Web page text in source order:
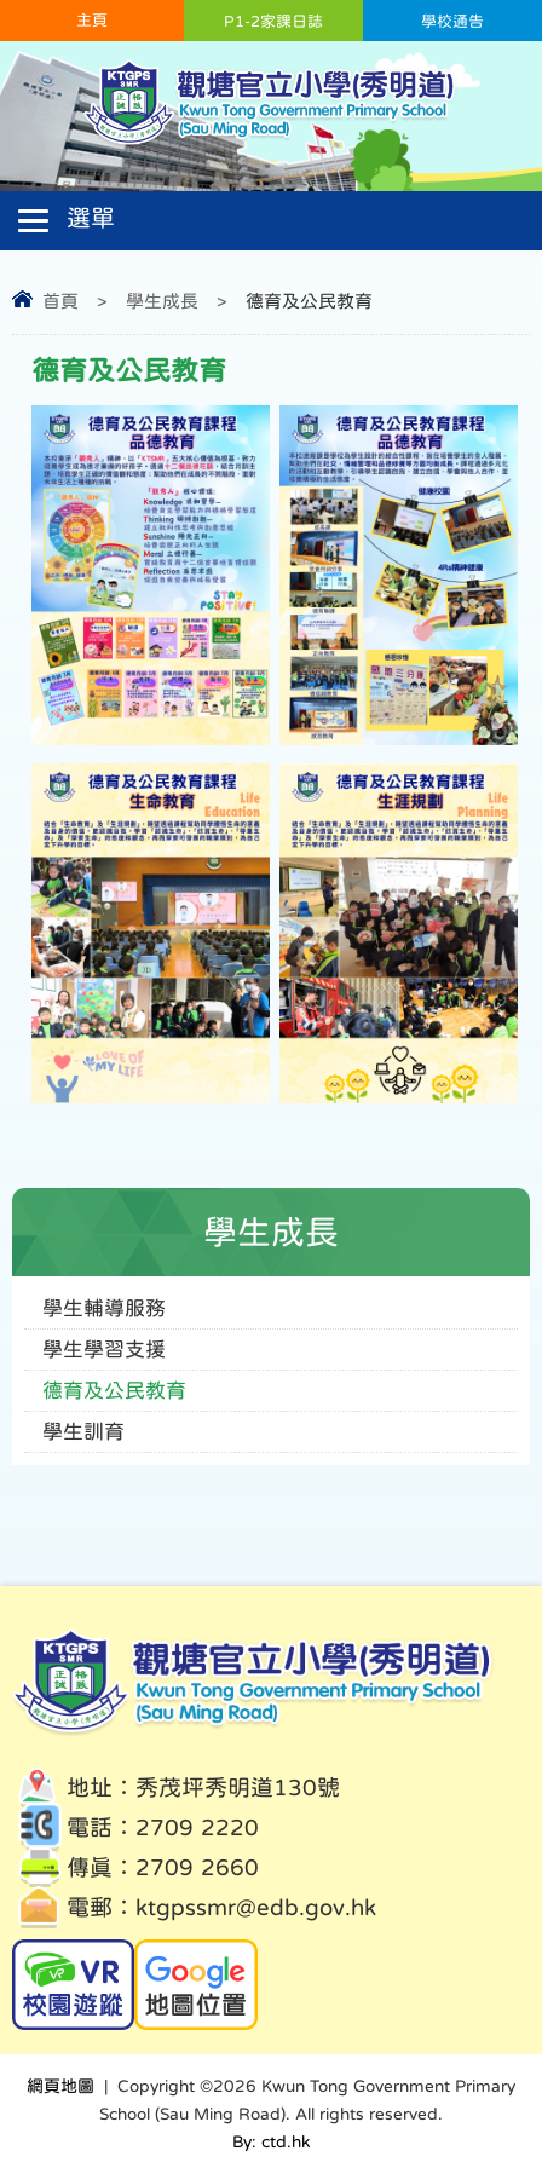
主頁 學校通告
P1-2家課日誌
首頁 > 學生成長 > 德育及公民教育
德育及公民教育
學生成長
學生輔導服務
學生學習支援
德育及公民教育
學生訓育
地址：秀茂坪秀明道130號
電話：2709 2220
傳真：2709 2660
電郵： ktgpssmr@edb.gov.hk
網頁地圖 | Copyright ©2026 Kwun Tong Government Primary
School (Sau Ming Road). All rights reserved.
By: ctd.hk